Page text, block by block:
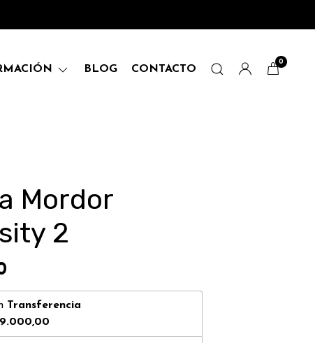
BLOG CONTACTO
0
Mordor
2
Transferencia